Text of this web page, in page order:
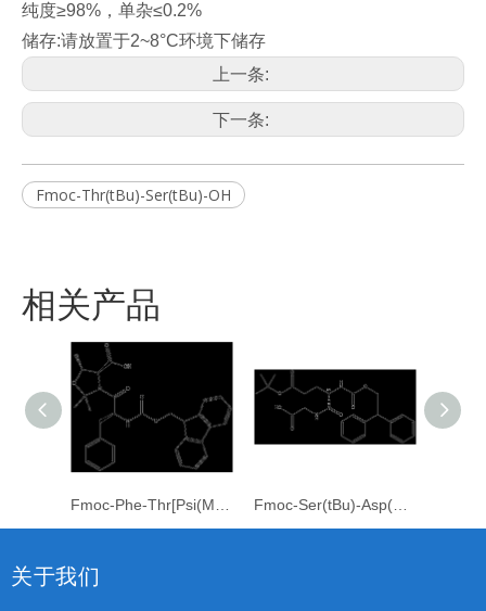
纯度≥98%，单杂≤0.2%
储存:请放置于2~8°C环境下储存
上一条:
下一条:
Fmoc-Thr(tBu)-Ser(tBu)-OH
相关产品
Fmoc-Phe-Thr[Psi(Me,Me)pro]-OH Fmoc-Ser(tBu)-Asp(OtBu)-OH
关于我们